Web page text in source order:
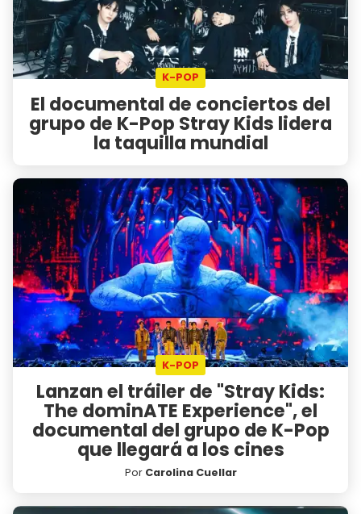
K-POP
El documental de conciertos del
grupo de K-Pop Stray Kids lidera
la taquilla mundial
K-POP
Lanzan el tráiler de "Stray Kids:
The dominATE Experience", el
documental del grupo de K-Pop
que llegará a los cines
Por Carolina Cuellar